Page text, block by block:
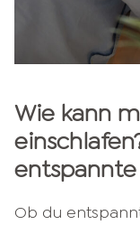
Wie kann
Ob du